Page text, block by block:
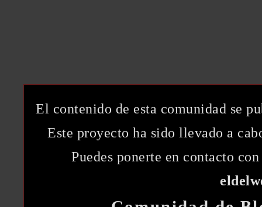
El contenido de esta comunidad se
Este proyecto ha sido llevado a
Puedes ponerte en contacto